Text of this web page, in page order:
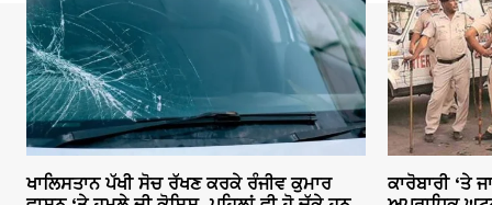
ਖਾਲਿਸਤਾਨ ਪੱਖੀ ਸੋਚ ਰੱਖਣ ਕਰਕੇ ਰੰਜੀਵ ਕੁਮਾਰ
ਕਾਰੋਬਾਰੀ ‘ਤੇ